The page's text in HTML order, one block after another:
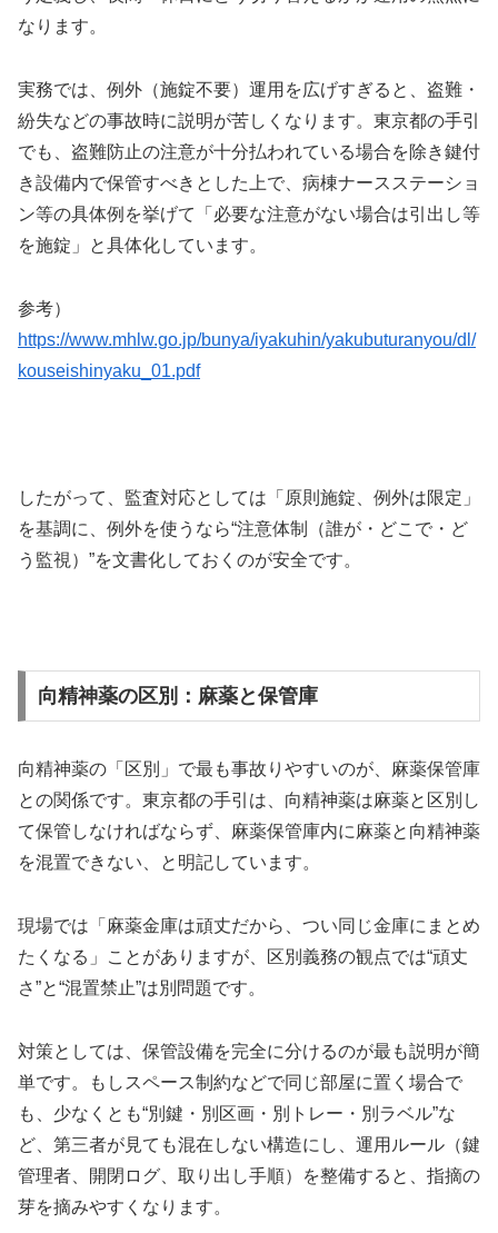
なります。
実務では、例外（施錠不要）運用を広げすぎると、盗難・
紛失などの事故時に説明が苦しくなります。東京都の手引
でも、盗難防止の注意が十分払われている場合を除き鍵付
き設備内で保管すべきとした上で、病棟ナースステーショ
ン等の具体例を挙げて「必要な注意がない場合は引出し等
を施錠」と具体化しています。
参考）
https://www.mhlw.go.jp/bunya/iyakuhin/yakubuturanyou/dl/
kouseishinyaku_01.pdf
したがって、監査対応としては「原則施錠、例外は限定」
を基調に、例外を使うなら“注意体制（誰が・どこで・ど
う監視）”を文書化しておくのが安全です。
向精神薬の区別：麻薬と保管庫
向精神薬の「区別」で最も事故りやすいのが、麻薬保管庫
との関係です。東京都の手引は、向精神薬は麻薬と区別し
て保管しなければならず、麻薬保管庫内に麻薬と向精神薬
を混置できない、と明記しています。
現場では「麻薬金庫は頑丈だから、つい同じ金庫にまとめ
たくなる」ことがありますが、区別義務の観点では“頑丈
さ”と“混置禁止”は別問題です。
対策としては、保管設備を完全に分けるのが最も説明が簡
単です。もしスペース制約などで同じ部屋に置く場合で
も、少なくとも“別鍵・別区画・別トレー・別ラベル”な
ど、第三者が見ても混在しない構造にし、運用ルール（鍵
管理者、開閉ログ、取り出し手順）を整備すると、指摘の
芽を摘みやすくなります。